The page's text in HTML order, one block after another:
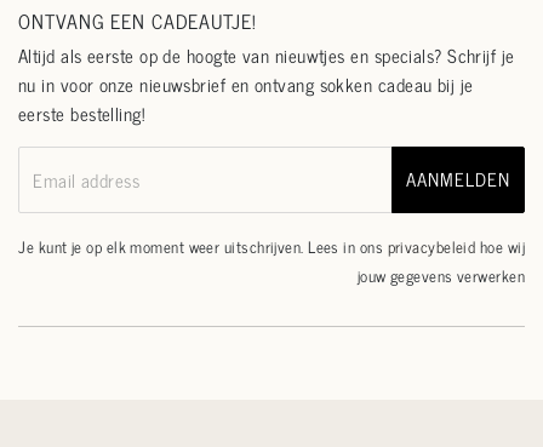
ONTVANG EEN CADEAUTJE!
Altijd als eerste op de hoogte van nieuwtjes en specials? Schrijf je
nu in voor onze nieuwsbrief en ontvang sokken cadeau bij je
eerste bestelling!
Email address AANMELDEN
Je kunt je op elk moment weer uitschrijven. Lees in ons privacybeleidhoe wij
jouw gegevens verwerken